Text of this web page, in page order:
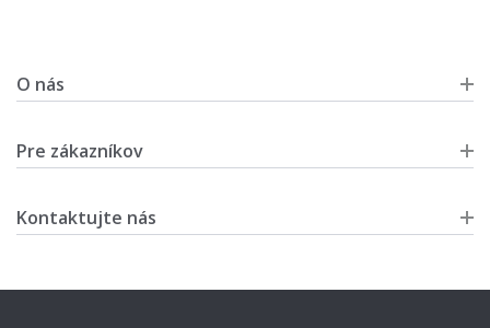
O nás
Pre zákazníkov
Kontaktujte nás